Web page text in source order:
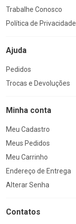
Trabalhe Conosco
Política de Privacidade
Ajuda
Pedidos
Trocas e Devoluções
Minha conta
Meu Cadastro
Meus Pedidos
Meu Carrinho
Endereço de Entrega
Alterar Senha
Contatos